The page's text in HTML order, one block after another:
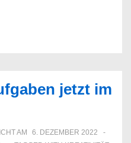
jetzt im
AM
6. DEZEMBER 2022